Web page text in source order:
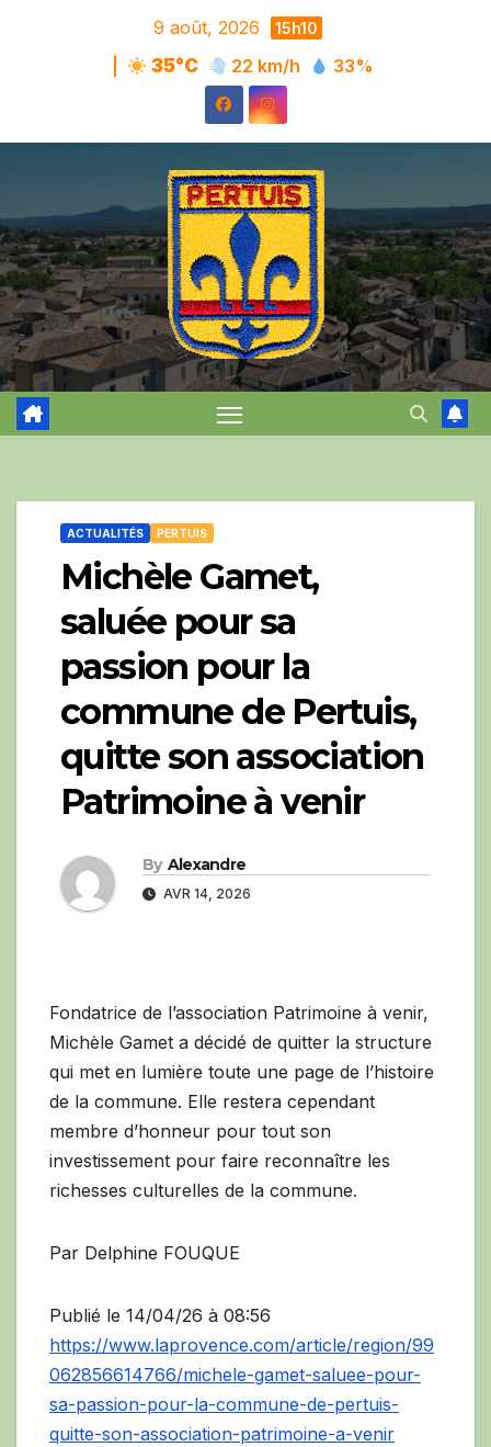
9 août, 2026 15h10
35°C 22 km/h 33%
ACTUALITÉS PERTUIS
Michèle Gamet,
saluée pour sa
passion pour la
commune de Pertuis,
quitte son association
Patrimoine à venir
By Alexandre
AVR 14, 2026
Fondatrice de l’association Patrimoine à venir,
Michèle Gamet a décidé de quitter la structure
qui met en lumière toute une page de l’histoire
de la commune. Elle restera cependant
membre d’honneur pour tout son
investissement pour faire reconnaître les
richesses culturelles de la commune.
Par Delphine FOUQUE
Publié le 14/04/26 à 08:56
https://www.laprovence.com/article/region/99
062856614766/michele-gamet-saluee-pour-
sa-passion-pour-la-commune-de-pertuis-
quitte-son-association-patrimoine-a-venir